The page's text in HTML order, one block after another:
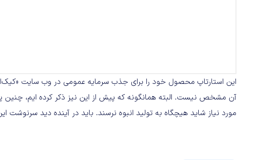
این استارتاپ محصول خود را برای جذب سرمایه عمومی در وب سایت
آن مشخص نیست. البته همانگونه که پیش از این نیز ذکر کرده ایم،
مورد نیاز شاید هیچگاه به تولید انبوه نرسند. باید در آینده دید سرنوشت